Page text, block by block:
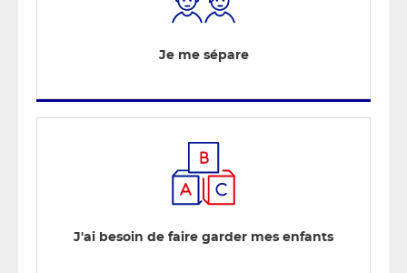
Je me sépare
J'ai besoin de faire garder mes enfants